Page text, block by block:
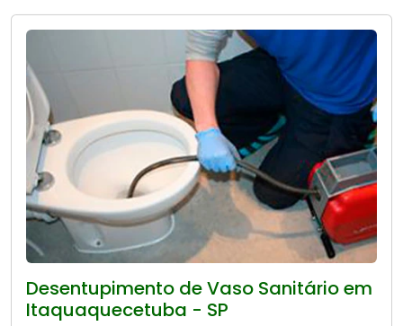
Desentupimento de Vaso Sanitário em
Itaquaquecetuba - SP